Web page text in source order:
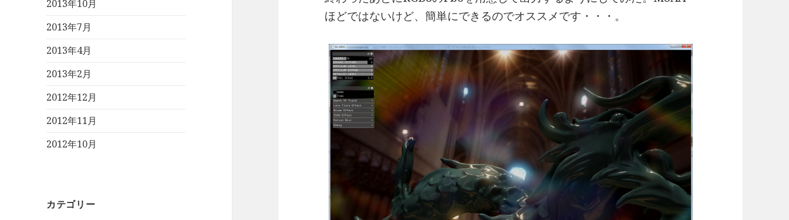
2013年10月
2013年7月
2013年4月
2013年2月
2012年12月
2012年11月
2012年10月
カテゴリー
ほどではないけど、簡単にできるのでオススメです・・・。